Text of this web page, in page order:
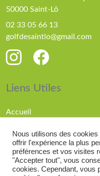
50000 Saint-Lô
02 33 05 66 13
golfdesaintlo@gmail.com
Liens Utiles
Accueil
Compétitions
Actualités
Nous utilisons des
offrir l'expérience la plus
préférences et vos visites
"Accepter tout", vous
cookies. Cependant, vous